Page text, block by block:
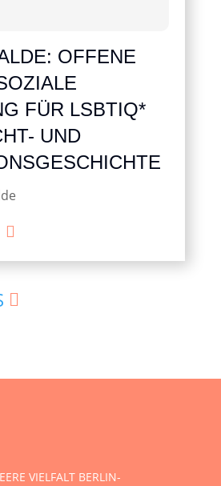
OFFENE
FÜR LSBTIQ*
UND
VIELFALT BERLIN-